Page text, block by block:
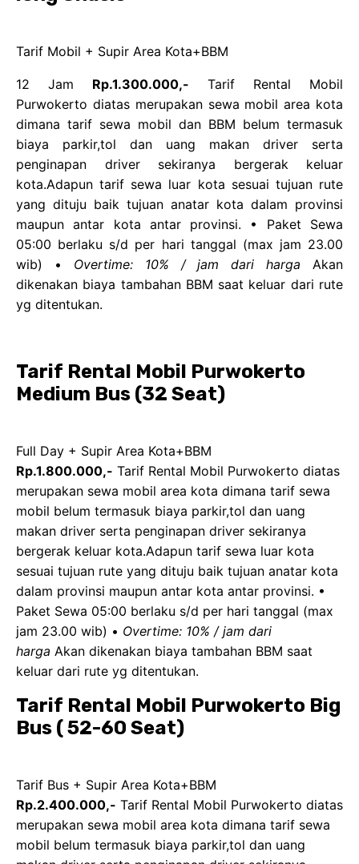
Tarif Mobil + Supir Area Kota+BBM
12 Jam Rp.1.300.000,- Tarif Rental Mobil
Purwokerto diatas merupakan sewa mobil area kota
dimana tarif sewa mobil dan BBM belum termasuk
biaya parkir,tol dan uang makan driver serta
penginapan driver sekiranya bergerak keluar
kota.Adapun tarif sewa luar kota sesuai tujuan rute
yang dituju baik tujuan anatar kota dalam provinsi
maupun antar kota antar provinsi. • Paket Sewa
05:00 berlaku s/d per hari tanggal (max jam 23.00
wib) • Overtime: 10% / jam dari harga Akan
dikenakan biaya tambahan BBM saat keluar dari rute
yg ditentukan.
Tarif Rental Mobil Purwokerto
Medium Bus (32 Seat)
Full Day + Supir Area Kota+BBM
Rp.1.800.000,- Tarif Rental Mobil Purwokerto diatas
merupakan sewa mobil area kota dimana tarif sewa
mobil belum termasuk biaya parkir,tol dan uang
makan driver serta penginapan driver sekiranya
bergerak keluar kota.Adapun tarif sewa luar kota
sesuai tujuan rute yang dituju baik tujuan anatar kota
dalam provinsi maupun antar kota antar provinsi. •
Paket Sewa 05:00 berlaku s/d per hari tanggal (max
jam 23.00 wib) • Overtime: 10% / jam dari
harga Akan dikenakan biaya tambahan BBM saat
keluar dari rute yg ditentukan.
Tarif Rental Mobil Purwokerto Big
Bus ( 52-60 Seat)
Tarif Bus + Supir Area Kota+BBM
Rp.2.400.000,- Tarif Rental Mobil Purwokerto diatas
merupakan sewa mobil area kota dimana tarif sewa
mobil belum termasuk biaya parkir,tol dan uang